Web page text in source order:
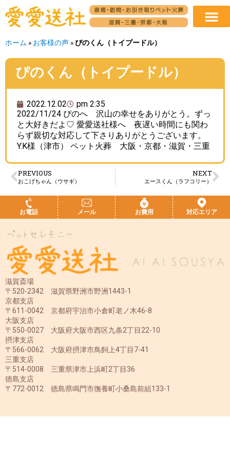
ホーム » お客様の声 »ぴのくん（トイプードル）
ぴのくん（トイプードル）
2022.12.02
pm 2:35
2022/11/24 ぴのへ 沢山の幸せをありがとう。ずっ
と大好きだよ♡ 愛愛送社様へ 夜遅い時間にも関わ
らず親切な対応して下さりありがとうございます。
Y.K様（津市） ペット火葬 大阪・京都・滋賀・三重
PREVIOUS
おこげちゃん（ウサギ）
NEXT
エースくん（ラフコリー）
お電話 メール お費用 対応エリア
滋賀斎場
〒520-2342 滋賀県野洲市野洲1443-1
京都支店
〒611-0042 京都府宇治市小倉町老ノ木46-8
大阪支店
〒550-0027 大阪府大阪市西区九条2丁目22-10
摂津支店
〒566-0062 大阪府摂津市鳥飼上4丁目7-41
三重支店
〒514-0008 三重県津市上浜町2丁目36
徳島支店
〒772-0012 徳島県鳴門市撫養町小桑島前組133-1